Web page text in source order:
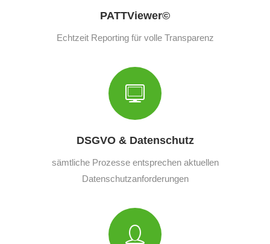
PATTViewer©
Echtzeit Reporting für volle Transparenz
DSGVO & Datenschutz
sämtliche Prozesse entsprechen aktuellen
Datenschutzanforderungen